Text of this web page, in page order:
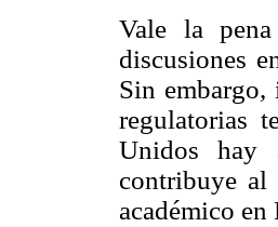
Vale la
discusiones
Sin embargo,
regulatorias
Unidos hay
contribuye al
académico